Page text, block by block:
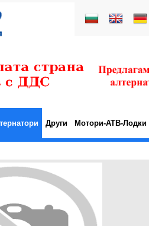
Други Мотори-АТВ-Лодки